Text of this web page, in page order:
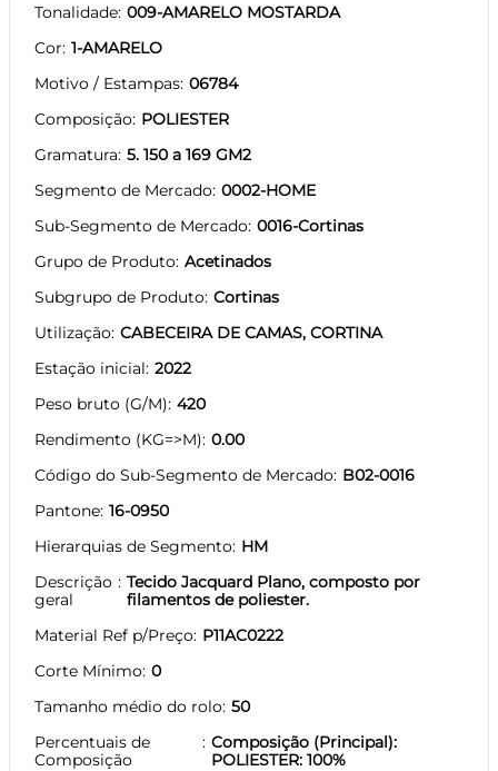
Tonalidade 009-AMARELO MOSTARDA
Cor 1-AMARELO
Motivo / Estampas 06784
Composição POLIESTER
Gramatura 5. 150 a 169 GM2
Segmento de Mercado 0002-HOME
Sub-Segmento de Mercado 0016-Cortinas
Grupo de Produto Acetinados
Subgrupo de Produto Cortinas
Utilização CABECEIRA DE CAMAS, CORTINA
Estação inicial 2022
Peso bruto (G/M) 420
Rendimento (KG=>M) 0.00
Código do Sub-Segmento de Mercado B02-0016
Pantone 16-0950
Hierarquias de Segmento HM
Descrição
geral
Tecido Jacquard Plano, composto por
filamentos de poliester.
Material Ref p/Preço P11AC0222
Corte Mínimo 0
Tamanho médio do rolo 50
Percentuais de
Composição
Composição (Principal):
POLIESTER: 100%